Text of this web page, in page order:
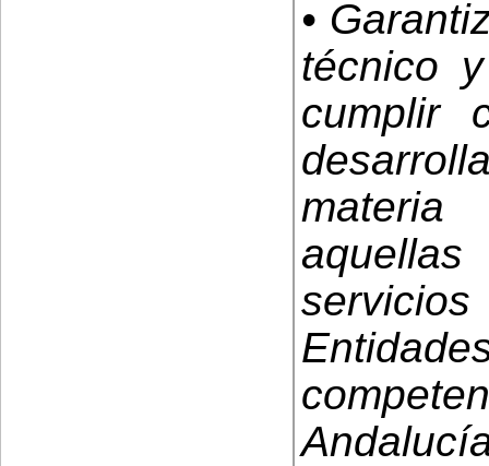
•
técnico
cumplir